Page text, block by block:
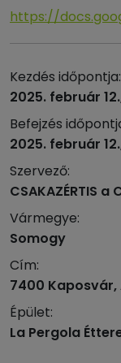
https://
Kezdés időpontja:
2025. február
Befejzés
2025. február
Szervező:
CSAKAZÉRTIS
Vármegye:
Somogy
Cím:
7400 Kaposvár,
Épület:
La Pergola